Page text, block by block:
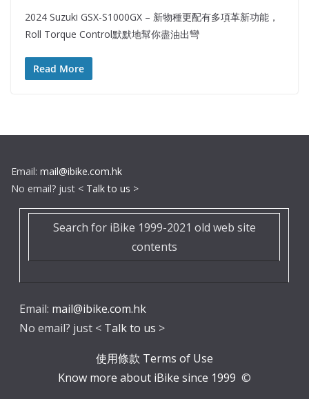
2024 Suzuki GSX-S1000GX – 新物種更配有多項革新功能，
Roll Torque Control默默地幫你盡油出彎
Read More
Email: mail@ibike.com.hk
No email? just < Talk to us >
Search for iBike 1999-2021 old web site
contents
Email: mail@ibike.com.hk
No email? just < Talk to us >
使用條款 Terms of Use
Know more about iBike since 1999 ©